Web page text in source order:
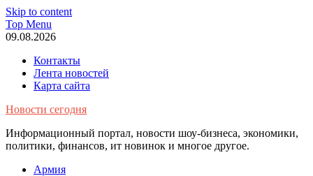
Skip to content
Top Menu
09.08.2026
Контакты
Лента новостей
Карта сайта
Новости сегодня
Информационный портал, новости шоу-бизнеса, экономики,
политики, финансов, ит новинок и многое другое.
Армия